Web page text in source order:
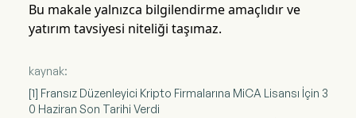
Bu makale yalnızca bilgilendirme amaçlıdır ve
yatırım tavsiyesi niteliği taşımaz.
kaynak:
[1] Fransız Düzenleyici Kripto Firmalarına MiCA Lisansı İçin 3
0 Haziran Son Tarihi Verdi